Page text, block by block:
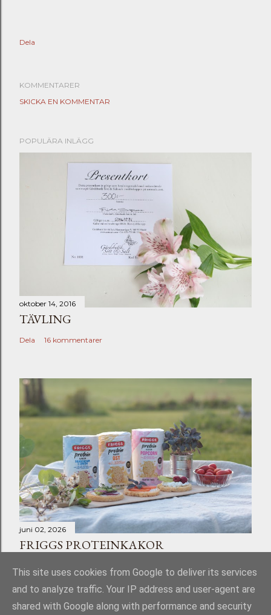
Dela
KOMMENTARER
SKICKA EN KOMMENTAR
POPULÄRA INLÄGG
oktober 14, 2016
TÄVLING
Dela 16 kommentarer
juni 02, 2026
FRIGGS PROTEINKAKOR
This site uses cookies from Google to deliver its services
and to analyze traffic. Your IP address and user-agent are
shared with Google along with performance and security